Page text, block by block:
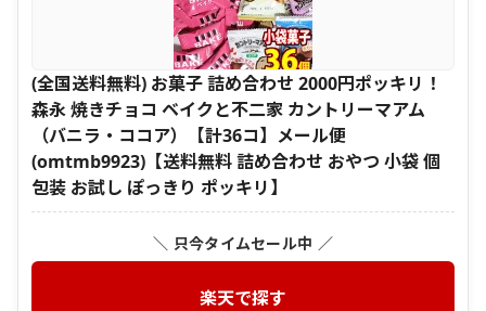
(全国送料無料) お菓子 詰め合わせ 2000円ポッキリ！
森永 焼きチョコ ベイクと不二家 カントリーマアム
（バニラ・ココア）【計36コ】メール便
(omtmb9923)【送料無料 詰め合わせ おやつ 小袋 個
包装 お試し ぽっきり ポッキリ】
＼ 只今タイムセール中 ／
楽天で探す